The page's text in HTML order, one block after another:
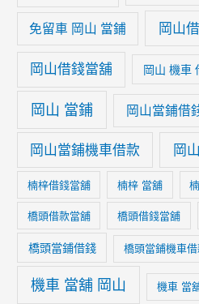
免留車 岡山 當鋪 岡山
岡山借錢當舖 岡山 機車
岡山 當鋪 岡山當鋪借
岡山當鋪機車借款 岡
楠梓借錢當舖 楠梓 當舖
橋頭借款當舖 橋頭借錢當舖
橋頭當鋪借錢 橋頭當鋪機車
機車 當舖 岡山 機車 當